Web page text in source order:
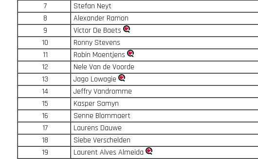
7
Stefan Neyt
8
Alexander Ramon
9
Victor De Baets
10
Ronny Stevens
11
Robin Moentjens
12
Nele Van de Voorde
13
Jago Lowagie
14
Jeffry Vandromme
15
Kasper Samyn
16
Senne Blommaert
17
Laurens Dauwe
18
Siebe Verschelden
19
Laurent Alves Almeida